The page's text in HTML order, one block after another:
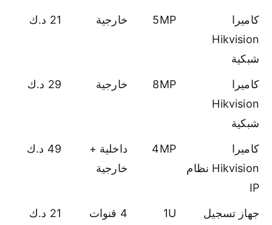
كاميرا
Hikvision
شبكية
5MP خارجية 21 د.ك
كاميرا
Hikvision
شبكية
8MP خارجية 29 د.ك
كاميرا
Hikvision نظام
IP
4MP
داخلية +
خارجية
49 د.ك
جهاز تسجيل
1U 4 قنوات 21 د.ك